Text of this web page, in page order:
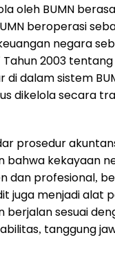
oleh BUMN
beroperasi
negara
2003
dalam sistem
dikelola secara
prosedur
bahwa kekayaan
dan profesional,
juga menjadi alat
sesuai
tanggung